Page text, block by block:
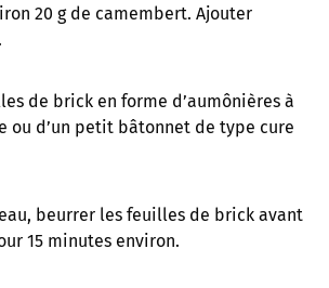
20 g de camembert. Ajouter
de brick en forme d’aumônières à
ou d’un petit bâtonnet de type cure
beurrer les feuilles de brick avant
15 minutes environ.